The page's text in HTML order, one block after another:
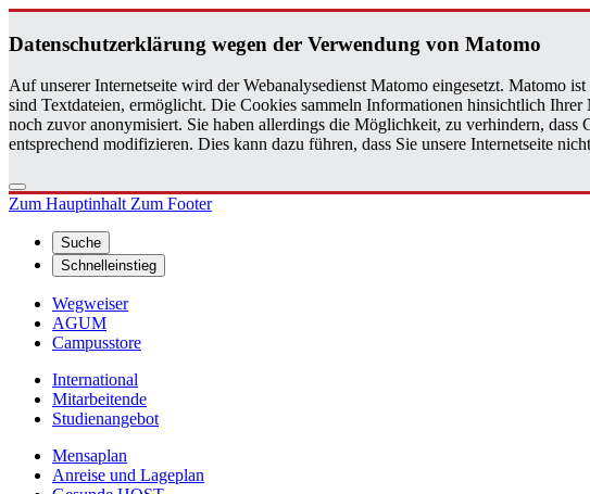
Da­ten­schutz­er­klä­rung wegen der Ver­wen­dung von Ma­to­mo
Auf unserer Internetseite wird der Webanalysedienst Matomo eingesetzt. Matomo
sind Textdateien, ermöglicht. Die Cookies sammeln Informationen hinsichtlich
noch zuvor anonymisiert. Sie haben allerdings die Möglichkeit, zu verhindern,
entsprechend modifizieren. Dies kann dazu führen, dass Sie unsere Internetseite
Zum HauptinhaltZum Footer
Suche
Schnelleinstieg
Wegweiser
AGUM
Campusstore
International
Mitarbeitende
Studienangebot
Mensaplan
Anreise und Lageplan